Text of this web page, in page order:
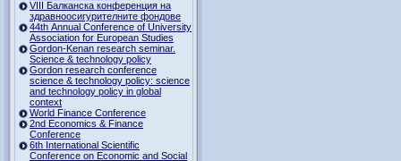
VIII Балканска конференция на
здравноосигурителните фондове
44th Annual Conference of University
Association for European Studies
Gordon-Kenan research seminar.
Science & technology policy
Gordon research сonference
science & technology policy: science
and technology policy in global
context
World Finance Conference
2nd Economics & Finance
Conference
6th International Scientific
Conference оn Economic and Social